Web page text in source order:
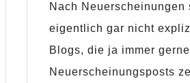
Nach Neuerscheinungen
eigentlich gar nicht
Blogs, die ja immer gerne
Neuerscheinungsposts